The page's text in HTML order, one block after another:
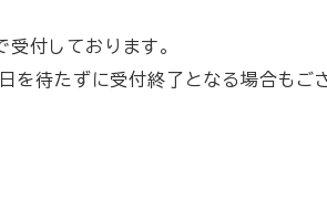
付しております。
を待たずに受付終了となる場合もご